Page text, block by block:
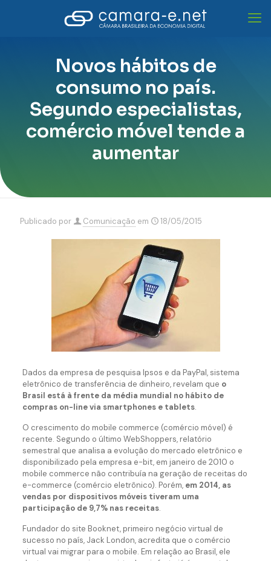
Novos hábitos de
consumo no país.
Segundo especialistas,
comércio móvel tende a
aumentar
Publicado por Comunicação em 18/05/2015
Dados da empresa de pesquisa Ipsos e da PayPal, sistema
eletrônico de transferência de dinheiro, revelam que o
Brasil está à frente da média mundial no hábito de
compras on-line via smartphones e tablets.
O crescimento do mobile commerce (comércio móvel) é
recente. Segundo o último WebShoppers, relatório
semestral que analisa a evolução do mercado eletrônico e
disponibilizado pela empresa e-bit, em janeiro de 2010 o
mobile commerce não contribuía na geração de receitas do
e-commerce (comércio eletrônico). Porém, em 2014, as
vendas por dispositivos móveis tiveram uma
participação de 9,7% nas receitas.
Fundador do site Booknet, primeiro negócio virtual de
sucesso no país, Jack London, acredita que o comércio
virtual vai migrar para o mobile. Em relação ao Brasil, ele